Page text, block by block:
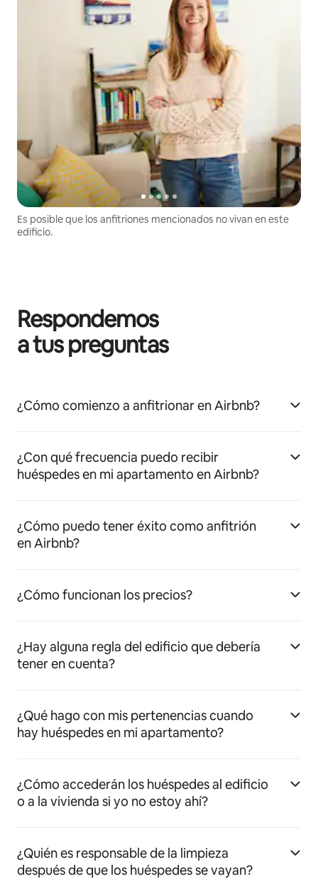
Es posible que los anfitriones mencionados no vivan en este
edificio.
Respondemos
a tus preguntas
¿Cómo comienzo a anfitrionar en Airbnb?
¿Con qué frecuencia puedo recibir
huéspedes en mi apartamento en Airbnb?
¿Cómo puedo tener éxito como anfitrión
en Airbnb?
¿Cómo funcionan los precios?
¿Hay alguna regla del edificio que debería
tener en cuenta?
¿Qué hago con mis pertenencias cuando
hay huéspedes en mi apartamento?
¿Cómo accederán los huéspedes al edificio
o a la vivienda si yo no estoy ahí?
¿Quién es responsable de la limpieza
después de que los huéspedes se vayan?